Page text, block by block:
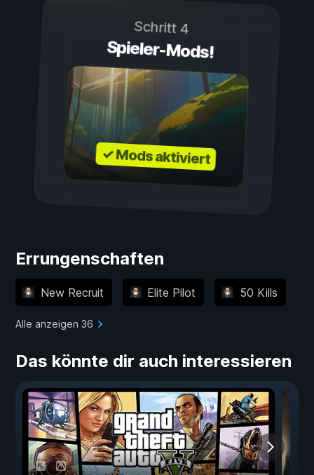
Schritt 4
Spieler-Mods!
✓ Mods aktiviert
Errungenschaften
New Recruit Elite Pilot 50 Kills
Alle anzeigen 36
Das könnte dir auch interessieren